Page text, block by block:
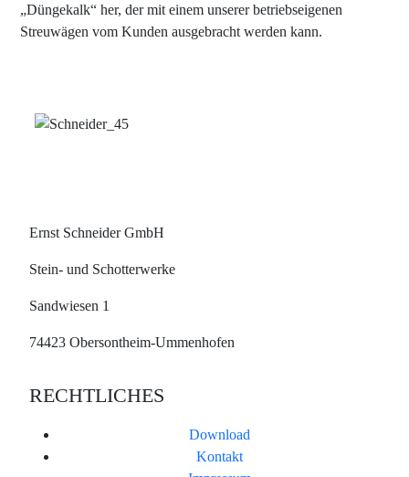
„Düngekalk“ her, der mit einem unserer betriebseigenen
Streuwägen vom Kunden ausgebracht werden kann.
Ernst Schneider GmbH
Stein- und Schotterwerke
Sandwiesen 1
74423 Obersontheim-Ummenhofen
RECHTLICHES
Download
Kontakt